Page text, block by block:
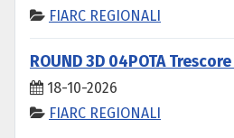
FIARC REGIONALI
ROUND 3D 04POTA
18-10-2026
FIARC REGIONALI